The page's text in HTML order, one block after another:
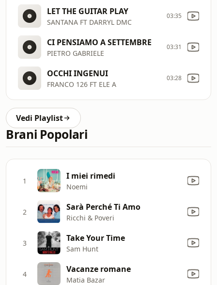
LET THE GUITAR PLAY
SANTANA FT DARRYL DMC
03:35
CI PENSIAMO A SETTEMBRE
PIETRO GABRIELE
03:31
OCCHI INGENUI
FRANCO 126 FT ELE A
03:28
Vedi Playlist
Brani Popolari
1 I miei rimedi
Noemi
2 Sarà Perché Ti Amo
Ricchi & Poveri
3 Take Your Time
Sam Hunt
4 Vacanze romane
Matia Bazar